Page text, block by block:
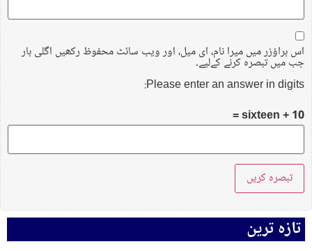
اس براؤزر میں میرا نام، ای میل، اور ویب سائٹ محفوظ رکھیں اگلی بار
جب میں تبصرہ کرنے کےلیے۔
Please enter an answer in digits:
10 + sixteen =
تازہ ترین